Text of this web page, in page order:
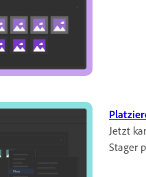
Jetzt
Stager